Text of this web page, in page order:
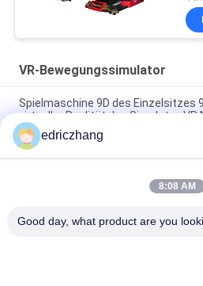
VR-Bewegungssimulator
Spielmaschine 9D des Einzelsitzes
virtueller Realität des Simulator-VR
Rennwagen-Maschine 550KG
Realität des Vergnügungspark-9D
Stahl asphaltieren 6 elektrisches
edriczhang
8:08 AM
Good day, what product are you